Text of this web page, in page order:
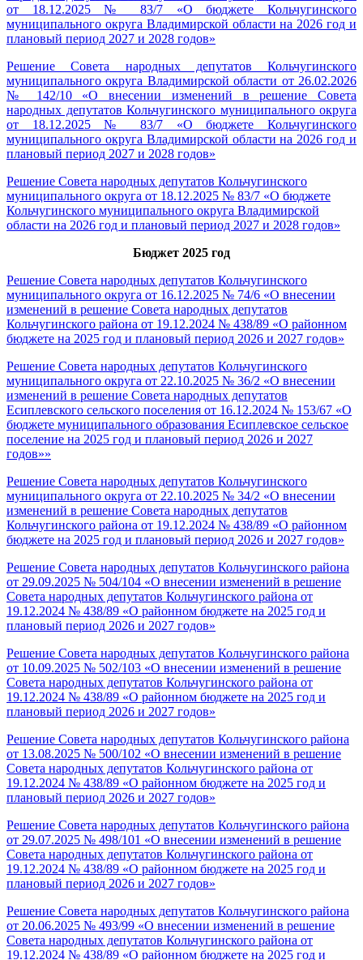
от 18.12.2025 № 83/7 «О бюджете Кольчугинского
муниципального округа Владимирской области на 2026 год и
плановый период 2027 и 2028 годов»
Решение Совета народных депутатов Кольчугинского
муниципального округа Владимирской области от 26.02.2026
№ 142/10 «О внесении изменений в решение Совета
народных депутатов Кольчугинского муниципального округа
от 18.12.2025 № 83/7 «О бюджете Кольчугинского
муниципального округа Владимирской области на 2026 год и
плановый период 2027 и 2028 годов»
Решение Совета народных депутатов Кольчугинского
муниципального округа от 18.12.2025 № 83/7 «О бюджете
Кольчугинского муниципального округа Владимирской
области на 2026 год и плановый период 2027 и 2028 годов»
Бюджет 2025 год
Решение Совета народных депутатов Кольчугинского
муниципального округа от 16.12.2025 № 74/6 «О внесении
изменений в решение Совета народных депутатов
Кольчугинского района от 19.12.2024 № 438/89 «О районном
бюджете на 2025 год и плановый период 2026 и 2027 годов»
Решение Совета народных депутатов Кольчугинского
муниципального округа от 22.10.2025 № 36/2 «О внесении
изменений в решение Совета народных депутатов
Есиплевского сельского поселения от 16.12.2024 № 153/67 «О
бюджете муниципального образования Есиплевское сельское
поселение на 2025 год и плановый период 2026 и 2027
годов»»
Решение Совета народных депутатов Кольчугинского
муниципального округа от 22.10.2025 № 34/2 «О внесении
изменений в решение Совета народных депутатов
Кольчугинского района от 19.12.2024 № 438/89 «О районном
бюджете на 2025 год и плановый период 2026 и 2027 годов»
Решение Совета народных депутатов Кольчугинского района
от 29.09.2025 № 504/104 «О внесении изменений в решение
Совета народных депутатов Кольчугинского района от
19.12.2024 № 438/89 «О районном бюджете на 2025 год и
плановый период 2026 и 2027 годов»
Решение Совета народных депутатов Кольчугинского района
от 10.09.2025 № 502/103 «О внесении изменений в решение
Совета народных депутатов Кольчугинского района от
19.12.2024 № 438/89 «О районном бюджете на 2025 год и
плановый период 2026 и 2027 годов»
Решение Совета народных депутатов Кольчугинского района
от 13.08.2025 № 500/102 «О внесении изменений в решение
Совета народных депутатов Кольчугинского района от
19.12.2024 № 438/89 «О районном бюджете на 2025 год и
плановый период 2026 и 2027 годов»
Решение Совета народных депутатов Кольчугинского района
от 29.07.2025 № 498/101 «О внесении изменений в решение
Совета народных депутатов Кольчугинского района от
19.12.2024 № 438/89 «О районном бюджете на 2025 год и
плановый период 2026 и 2027 годов»
Решение Совета народных депутатов Кольчугинского района
от 20.06.2025 № 493/99 «О внесении изменений в решение
Совета народных депутатов Кольчугинского района от
19.12.2024 № 438/89 «О районном бюджете на 2025 год и